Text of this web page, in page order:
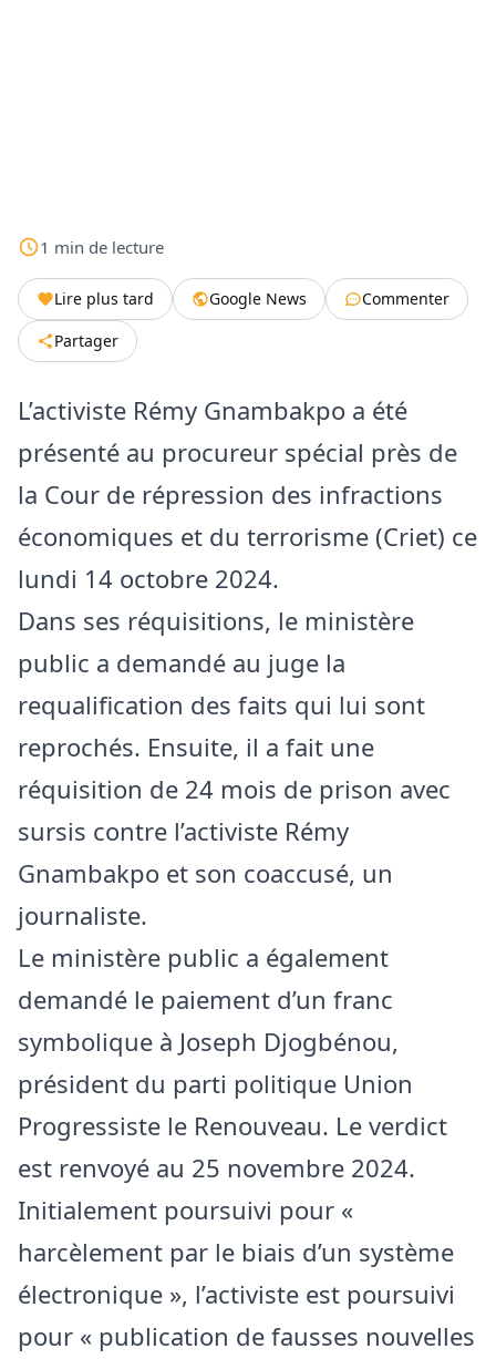
1 min de lecture
Lire plus tard Google News
Commenter
Partager
L’activiste Rémy Gnambakpo a été
présenté au procureur spécial près de
la Cour de répression des infractions
économiques et du terrorisme (Criet) ce
lundi 14 octobre 2024.
Dans ses réquisitions, le ministère
public a demandé au juge la
requalification des faits qui lui sont
reprochés. Ensuite, il a fait une
réquisition de 24 mois de prison avec
sursis contre l’activiste Rémy
Gnambakpo et son coaccusé, un
journaliste.
Le ministère public a également
demandé le paiement d’un franc
symbolique à Joseph Djogbénou,
président du parti politique Union
Progressiste le Renouveau. Le verdict
est renvoyé au 25 novembre 2024.
Initialement poursuivi pour «
harcèlement par le biais d’un système
électronique », l’activiste est poursuivi
pour « publication de fausses nouvelles